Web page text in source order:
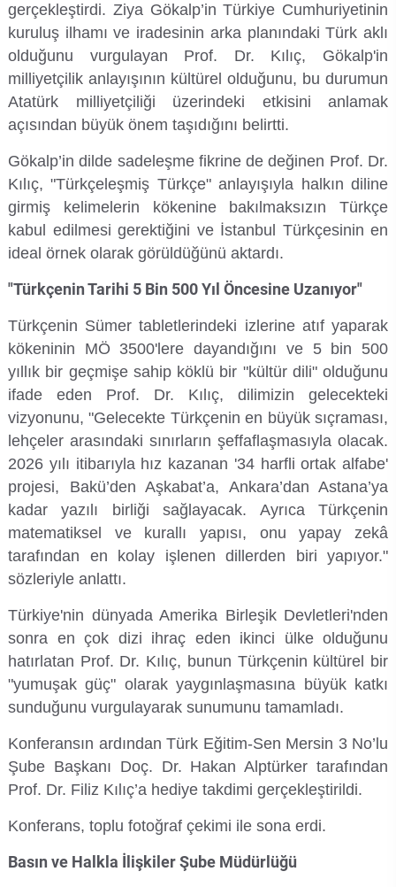
gerçekleştirdi. Ziya Gökalp’in Türkiye Cumhuriyetinin
kuruluş ilhamı ve iradesinin arka planındaki Türk aklı
olduğunu vurgulayan Prof. Dr. Kılıç, Gökalp'in
milliyetçilik anlayışının kültürel olduğunu, bu durumun
Atatürk milliyetçiliği üzerindeki etkisini anlamak
açısından büyük önem taşıdığını belirtti.
Gökalp’in dilde sadeleşme fikrine de değinen Prof. Dr.
Kılıç, "Türkçeleşmiş Türkçe" anlayışıyla halkın diline
girmiş kelimelerin kökenine bakılmaksızın Türkçe
kabul edilmesi gerektiğini ve İstanbul Türkçesinin en
ideal örnek olarak görüldüğünü aktardı.
"Türkçenin Tarihi 5 Bin 500 Yıl Öncesine Uzanıyor"
Türkçenin Sümer tabletlerindeki izlerine atıf yaparak
kökeninin MÖ 3500'lere dayandığını ve 5 bin 500
yıllık bir geçmişe sahip köklü bir "kültür dili" olduğunu
ifade eden Prof. Dr. Kılıç, dilimizin gelecekteki
vizyonunu, "Gelecekte Türkçenin en büyük sıçraması,
lehçeler arasındaki sınırların şeffaflaşmasıyla olacak.
2026 yılı itibarıyla hız kazanan '34 harfli ortak alfabe'
projesi, Bakü’den Aşkabat’a, Ankara’dan Astana’ya
kadar yazılı birliği sağlayacak. Ayrıca Türkçenin
matematiksel ve kurallı yapısı, onu yapay zekâ
tarafından en kolay işlenen dillerden biri yapıyor."
sözleriyle anlattı.
Türkiye'nin dünyada Amerika Birleşik Devletleri'nden
sonra en çok dizi ihraç eden ikinci ülke olduğunu
hatırlatan Prof. Dr. Kılıç, bunun Türkçenin kültürel bir
"yumuşak güç" olarak yaygınlaşmasına büyük katkı
sunduğunu vurgulayarak sunumunu tamamladı.
Konferansın ardından Türk Eğitim-Sen Mersin 3 No’lu
Şube Başkanı Doç. Dr. Hakan Alptürker tarafından
Prof. Dr. Filiz Kılıç’a hediye takdimi gerçekleştirildi.
Konferans, toplu fotoğraf çekimi ile sona erdi.
Basın ve Halkla İlişkiler Şube Müdürlüğü
Ölçme ve Değerlendirme Uygulama ve Araştırma Merkezi
Özel Yetenekliler Eğitimi Uygulama ve Araştırma Merkezi
Rehberlik ve Psikolojik Danışmanlık Uygulama ve Araştırma Merkezi
Restorasyon ve Koruma Merkezi
Sürdürülebilir Çevre Uygulama ve Araştırma Merkezi
Sürekli Eğitim Uygulama ve Araştırma Merkezi
Turizm Uygulama ve Araştırma Merkezi
Türkçe Öğretimi Uygulama ve Araştırma Merkezi
Uzaktan Eğitim Uygulama ve Araştırma Merkezi
Yörük Kültürü Uygulama ve Araştırma Merkezi